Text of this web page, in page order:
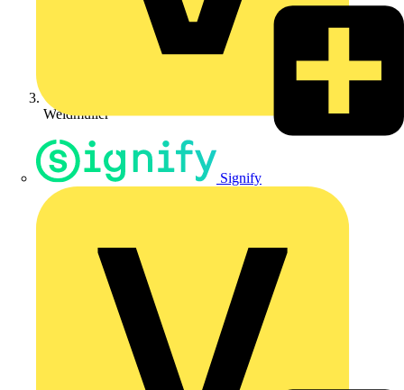
Signify
Weidmüller